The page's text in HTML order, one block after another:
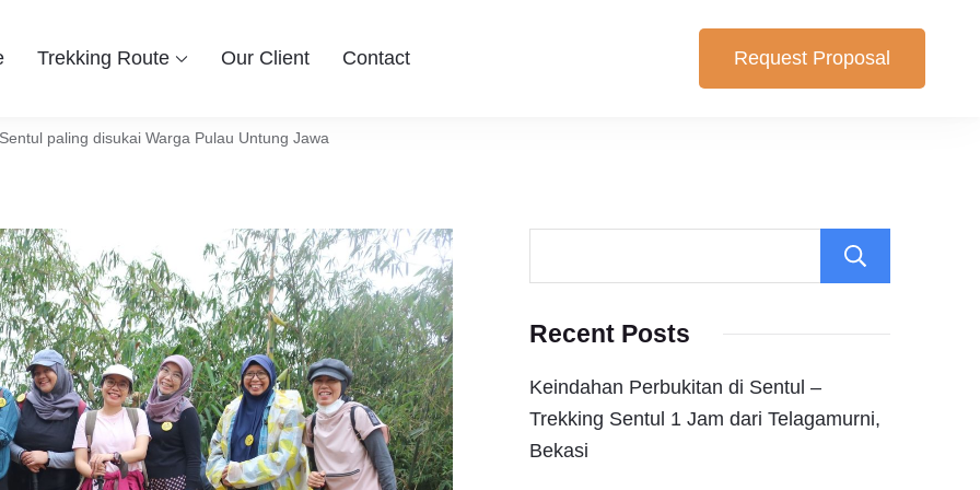
berwisata ke Bogor Sentul, Hiking dan Trekking Sentul pilihan yang cocok untuk anda. Berikut Pilihan Harga Paket ,
Trekking Route Our Client Contact Request Proposal
paling disukai Warga Pulau Untung Jawa
Recent Posts
Keindahan Perbukitan di Sentul –
Trekking Sentul 1 Jam dari Telagamurni,
Bekasi